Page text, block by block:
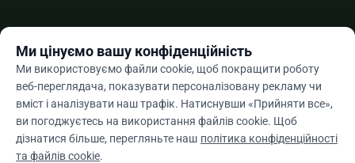
Ukarrow_drop_down
★★★★★4,9 / 5 на основі 500+ відгуків
Ми цінуємо вашу конфіденційність
Ми використовуємо файли cookie, щоб покращити роботу
веб-переглядача, показувати персоналізовану рекламу чи
вміст і аналізувати наш трафік. Натиснувши «Прийняти все»,
ви погоджуєтесь на використання файлів cookie. Щоб
дізнатися більше, перегляньте наш політика конфіденційності
та файлів cookie.